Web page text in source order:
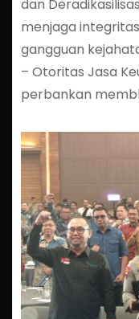
dan
menjaga
gangguan
– Otoritas Jasa
perbankan